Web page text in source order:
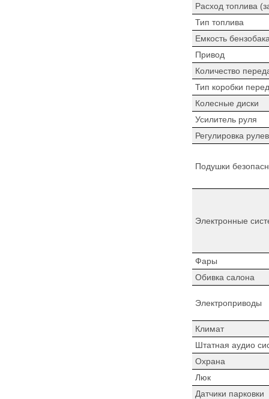
Расход топлива
Тип топлива
Емкость
Привод
Количество
Тип коробки
Колесные диски
Усилитель руля
Регулировка
Подушки
Электронные
Фары
Обивка салона
Электроприводы
Климат
Штатная аудио
Охрана
Люк
Датчики парковки